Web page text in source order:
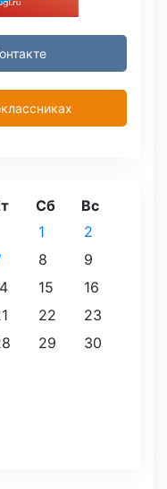
Сб Вс
1
2
8
9
15
16
22
23
29
30